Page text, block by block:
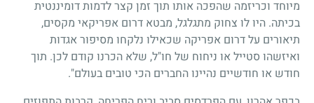
מיוחד וכריזמה שהפכה אותו תוך זמן קצר לדמות דומיננטית
בכיתה. היו לו צחוק מתגלגל, מבטא דרום אפריקאי מקסים,
תיאורים על דרום אפריקה שכאילו נלקחו מסיפור אגדות
ואיזשהו סטייל או ניחוח של חו"ל, שלא הכרנו קודם לכן. תוך
חודש או חודשיים נהיינו החברים הכי טובים בעולם".